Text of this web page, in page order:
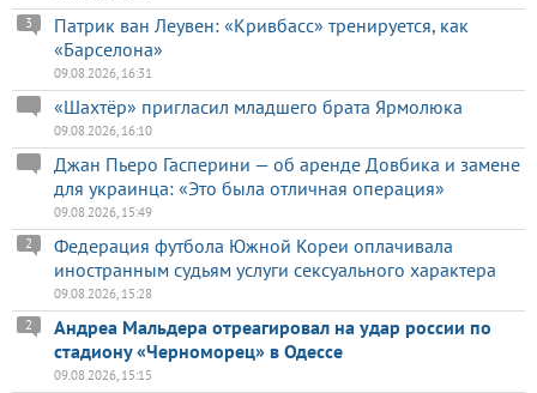
Патрик ван Леувен: «Кривбасс» тренируется, как
«Барселона»
3
09.08.2026, 16:31
«Шахтёр» пригласил младшего брата Ярмолюка
09.08.2026, 16:10
Джан Пьеро Гасперини — об аренде Довбика и замене
для украинца: «Это была отличная операция»
09.08.2026, 15:49
Федерация футбола Южной Кореи оплачивала
иностранным судьям услуги сексуального характера
2
09.08.2026, 15:28
Андреа Мальдера отреагировал на удар россии по
стадиону «Черноморец» в Одессе
2
09.08.2026, 15:15